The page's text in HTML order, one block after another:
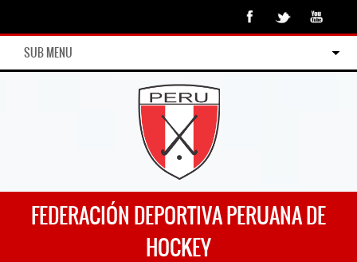
SUB MENU
FEDERACIÓN DEPORTIVA PERUANA DE
HOCKEY